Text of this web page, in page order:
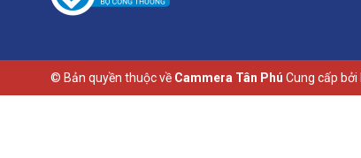
© Bản quyền thuộc về Cammera Tân Phú Cung cấp bởi